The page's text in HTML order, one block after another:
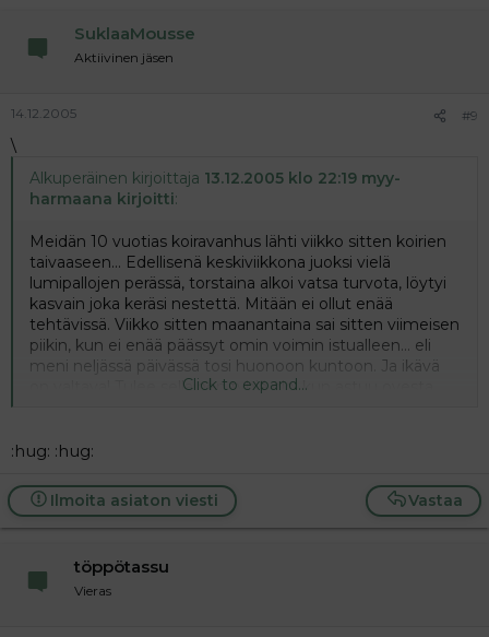
SuklaaMousse
Aktiivinen jäsen
14.12.2005 #9
\
Alkuperäinen kirjoittaja 13.12.2005 klo 22:19 myy-
harmaana kirjoitti:
Meidän 10 vuotias koiravanhus lähti viikko sitten koirien
taivaaseen... Edellisenä keskiviikkona juoksi vielä
lumipallojen perässä, torstaina alkoi vatsa turvota, löytyi
kasvain joka keräsi nestettä. Mitään ei ollut enää
tehtävissä. Viikko sitten maanantaina sai sitten viimeisen
piikin, kun ei enää päässyt omin voimin istualleen... eli
meni neljässä päivässä tosi huonoon kuntoon. Ja ikävä
on valtava! Tulee sellainen tyhjä olo, kun astuu ovesta
mukakuulemasta tassujen rapinan... :'(
Click to expand...
:hug: :hug:
Vastaa
Ilmoita asiaton viesti
töppötassu
Vieras